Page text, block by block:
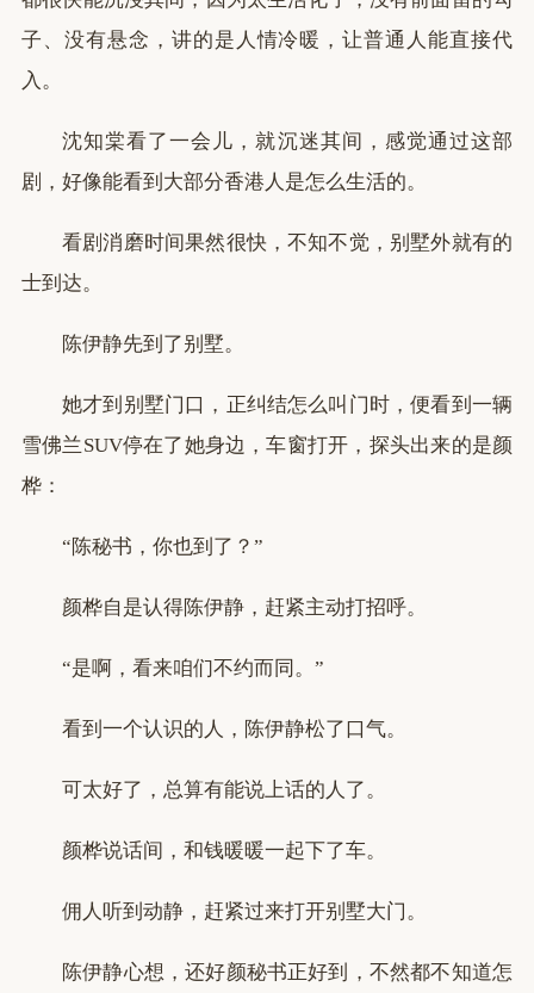
子、没有悬念，讲的是人情冷暖，让普通人能直接代
入。
沈知棠看了一会儿，就沉迷其间，感觉通过这部
剧，好像能看到大部分香港人是怎么生活的。
看剧消磨时间果然很快，不知不觉，别墅外就有的
士到达。
陈伊静先到了别墅。
她才到别墅门口，正纠结怎么叫门时，便看到一辆
雪佛兰SUV停在了她身边，车窗打开，探头出来的是颜
桦：
“陈秘书，你也到了？”
颜桦自是认得陈伊静，赶紧主动打招呼。
“是啊，看来咱们不约而同。”
看到一个认识的人，陈伊静松了口气。
可太好了，总算有能说上话的人了。
颜桦说话间，和钱暖暖一起下了车。
佣人听到动静，赶紧过来打开别墅大门。
陈伊静心想，还好颜秘书正好到，不然都不知道怎